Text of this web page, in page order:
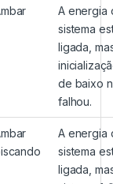
A energia
sistema
ligada,
de baixo
falhou.
A energia
sistema
ligada,